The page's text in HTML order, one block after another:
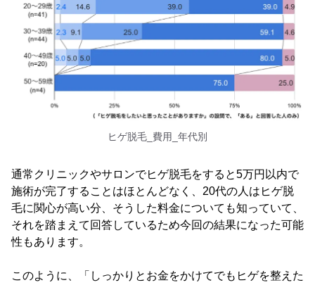
ヒゲ脱毛_費用_年代別
通常クリニックやサロンでヒゲ脱毛をすると5万円以内で
施術が完了することはほとんどなく、20代の人はヒゲ脱
毛に関心が高い分、そうした料金についても知っていて、
それを踏まえて回答しているため今回の結果になった可能
性もあります。
このように、「しっかりとお金をかけてでもヒゲを整えた